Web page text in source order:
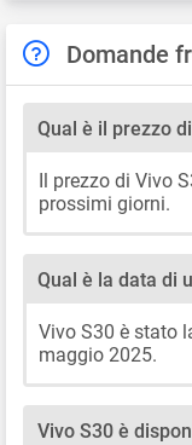
Domande
Qual è il prezzo
Il prezzo di Vivo
prossimi giorni.
Qual è la data di
Vivo S30 è stato
maggio 2025.
Vivo S30 è